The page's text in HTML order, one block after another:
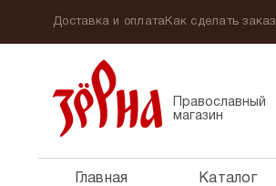
Доставка и оплатаКак сделать заказ
Православный
магазин
Главная Каталог